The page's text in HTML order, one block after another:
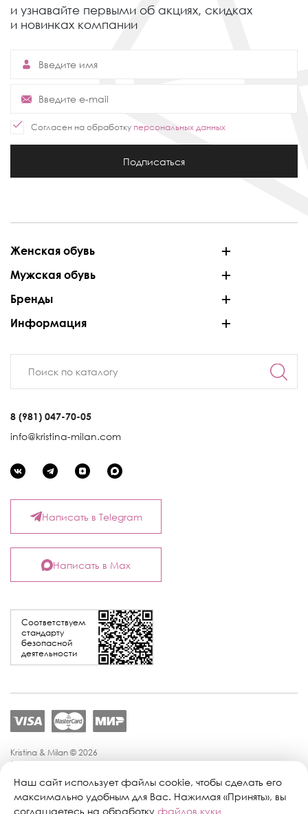
и узнавайте первыми об акциях, скидках
и новинках компании
Согласен на обработку персональных данных
Подписаться
Женская обувь
Мужская обувь
Бренды
Информация
8 (981) 047-70-05
info@kristina-milan.com
Соответствуем
стандарту
безопасной
деятельности
Написать в Telegram
Написать в Max
Kristina & Milan © 2026
Политика конфиденциальности
Политика обработки персональных данных
Публичная оферта
Персональные настройки файлов cookie
Наш сайт использует файлы cookie, чтобы сделать его
максимально удобным для Вас. Нажимая «Принять», вы
соглашаетесь на обработку файлов куки